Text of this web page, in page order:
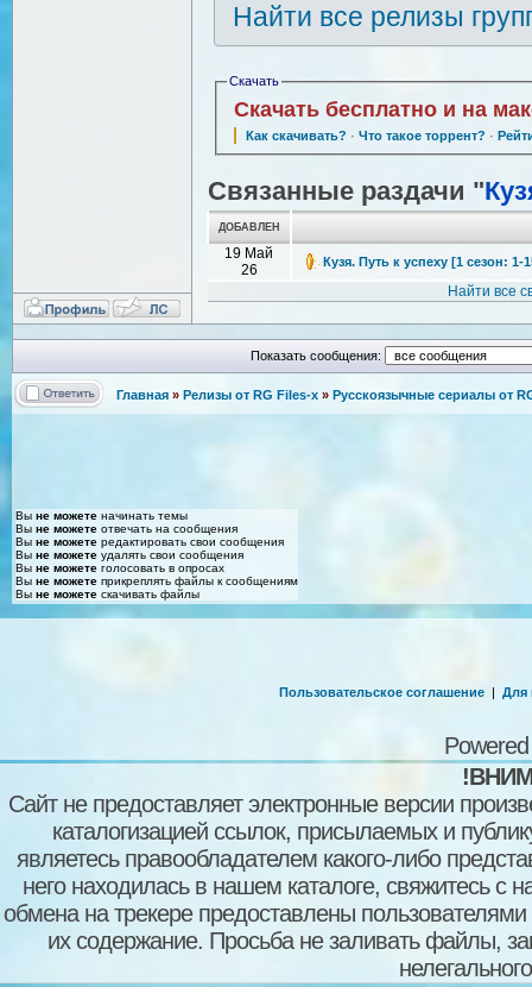
Найти все релизы
Скачать
Скачать бесплатно и на
Как скачивать? · Что такое торрент? ·
Связанные раздачи "
ДОБАВЛЕН
19 Май
26
Кузя. Путь к успеху [1 сезон:
Найти все
Показать сообщения:
Главная » Релизы от RG Files-x » Русскоязычные сериалы от
Вы не можете начинать темы
Вы не можете отвечать на сообщения
Вы не можете редактировать свои сообщения
Вы не можете удалять свои сообщения
Вы не можете голосовать в опросах
Вы не можете прикреплять файлы к сообщениям
Вы не можете скачивать файлы
Пользовательское соглашение | Для
Сайт не предоставляет электронные версии
каталогизацией ссылок, присылаемых и
являетесь правообладателем какого-либо
него находилась в нашем каталоге, свяжитесь
обмена на трекере предоставлены пользователями
их содержание. Просьба не заливать файлы,